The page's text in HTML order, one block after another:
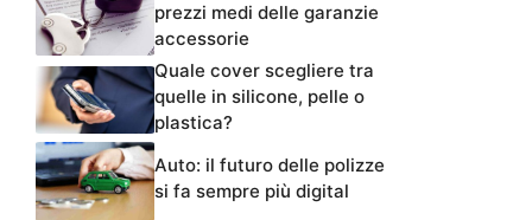
prezzi medi delle garanzie
accessorie
Quale cover scegliere tra
quelle in silicone, pelle o
plastica?
Auto: il futuro delle polizze
si fa sempre più digital